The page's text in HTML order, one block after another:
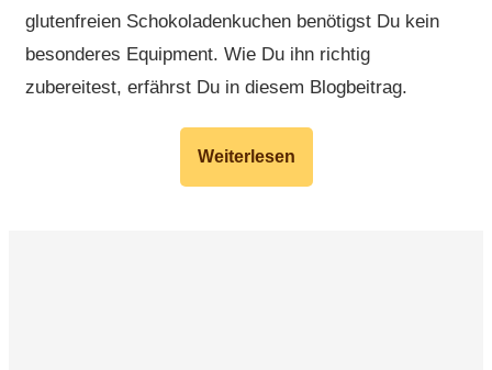
glutenfreien Schokoladenkuchen benötigst Du kein
besonderes Equipment. Wie Du ihn richtig
zubereitest, erfährst Du in diesem Blogbeitrag.
Weiterlesen